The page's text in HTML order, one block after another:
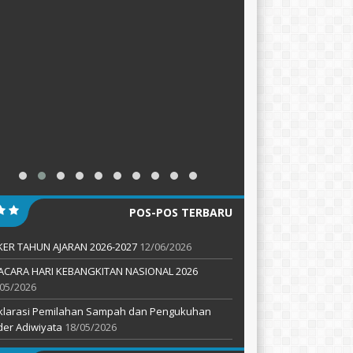
POS-POS TERBARU
TAHUN AJARAN 2026-2027 12/06/2026
HARI KEBANGKITAN NASIONAL 2026
2026
Pemilahan Sampah dan Pengukuhan
Adiwiyata 18/05/2026